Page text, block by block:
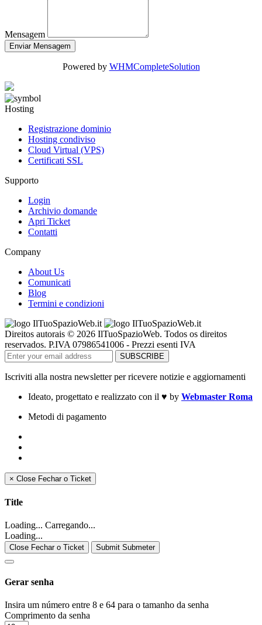
Mensagem
Enviar Mensagem
Powered by WHMCompleteSolution
Hosting
Registrazione dominio
Hosting condiviso
Cloud Virtual (VPS)
Certificati SSL
Supporto
Login
Archivio domande
Apri Ticket
Contatti
Company
About Us
Comunicati
Blog
Termini e condizioni
Direitos autorais © 2026 IlTuoSpazioWeb. Todos os direitos
reservados. P.IVA 07986541006 - Prezzi esenti IVA
Iscriviti alla nostra newsletter per ricevere notizie e aggiornamenti
Ideato, progettato e realizzato con il ♥ by Webmaster Roma
Metodi di pagamento
× Close Fechar o Ticket
Title
Loading... Carregando...
Loading...
Close Fechar o Ticket Submit Submeter
Gerar senha
Insira um número entre 8 e 64 para o tamanho da senha
Comprimento da senha